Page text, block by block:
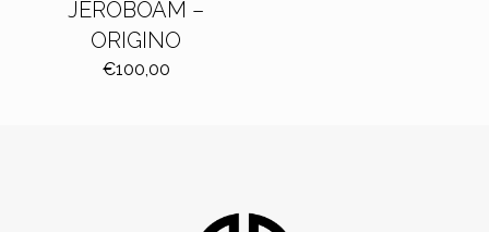
JEROBOAM –
ORIGINO
€100,00